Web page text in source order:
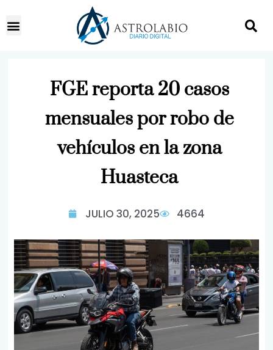
FGE reporta 20 casos
mensuales por robo de
vehículos en la zona
Huasteca
JULIO 30, 2025 4664